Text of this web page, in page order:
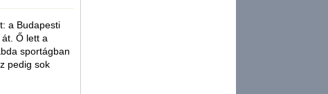
a Budapesti
Ő lett a
sportágban
pedig sok